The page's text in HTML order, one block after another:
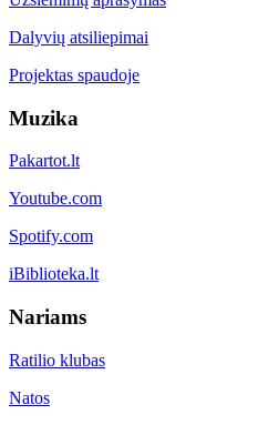
Dalyvių atsiliepimai
Projektas spaudoje
Muzika
Pakartot.lt
Youtube.com
Spotify.com
iBiblioteka.lt
Nariams
Ratilio klubas
Natos